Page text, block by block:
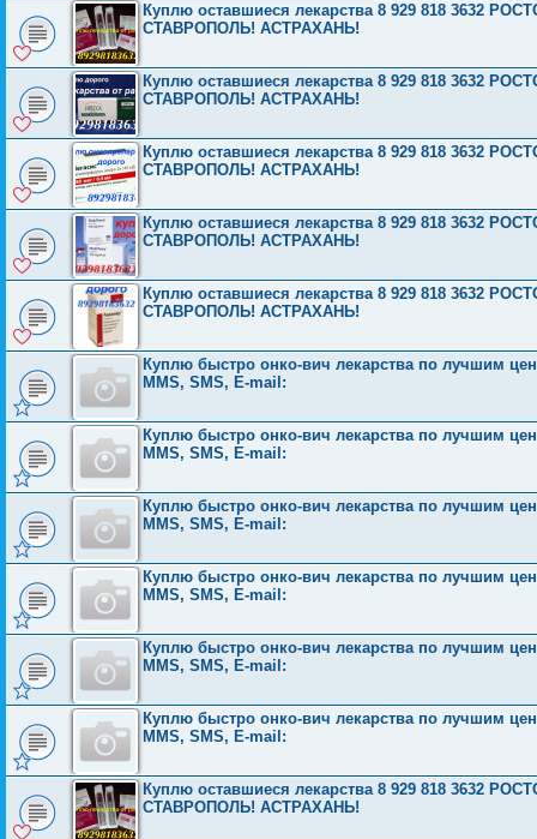
Куплю оставшиеся лекарства 8 929 818 3632
СТАВРОПОЛЬ! АСТРАХАНЬ!
Куплю оставшиеся лекарства 8 929 818 3632
СТАВРОПОЛЬ! АСТРАХАНЬ!
Куплю оставшиеся лекарства 8 929 818 3632
СТАВРОПОЛЬ! АСТРАХАНЬ!
Куплю оставшиеся лекарства 8 929 818 3632
СТАВРОПОЛЬ! АСТРАХАНЬ!
Куплю оставшиеся лекарства 8 929 818 3632
СТАВРОПОЛЬ! АСТРАХАНЬ!
Куплю быстро онко-вич лекарства по лучшим
MMS, SMS, E-mail:
Куплю быстро онко-вич лекарства по лучшим
MMS, SMS, E-mail:
Куплю быстро онко-вич лекарства по лучшим
MMS, SMS, E-mail:
Куплю быстро онко-вич лекарства по лучшим
MMS, SMS, E-mail:
Куплю быстро онко-вич лекарства по лучшим
MMS, SMS, E-mail:
Куплю быстро онко-вич лекарства по лучшим
MMS, SMS, E-mail:
Куплю оставшиеся лекарства 8 929 818 3632
СТАВРОПОЛЬ! АСТРАХАНЬ!